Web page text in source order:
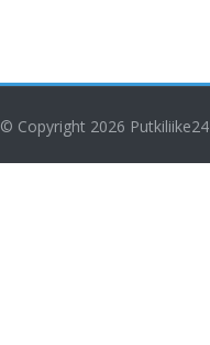
© Copyright 2026 Putkiliike24